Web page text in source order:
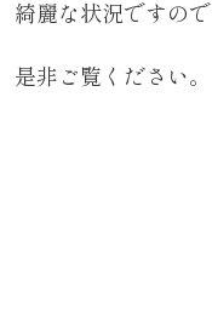
綺麗な状況ですので
是非ご覧ください。